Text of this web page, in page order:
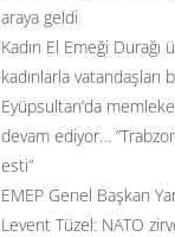
araya geldi
Kadın El Emeği Durağı
kadınlarla vatandaşları
Eyüpsultan’da
devam ediyor…
esti”
EMEP Genel Başkan
Levent Tüzel: NATO